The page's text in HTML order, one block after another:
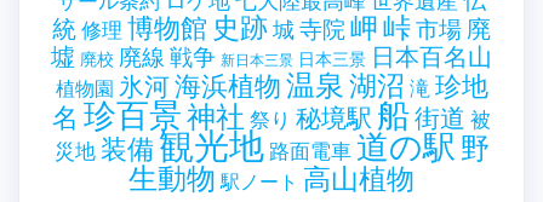
統修理 博物館 史跡城寺院岬峠市場 廃
墟 廃校 廃線戦争 新日本三景 日本三景 日本百名山
植物園 氷河海浜植物温泉湖沼 滝珍地
名 珍百景神社 祭り 秘境駅 船街道 被
災地 装備観光地 路面電車道の駅 野
生動物 駅ノート 高山植物